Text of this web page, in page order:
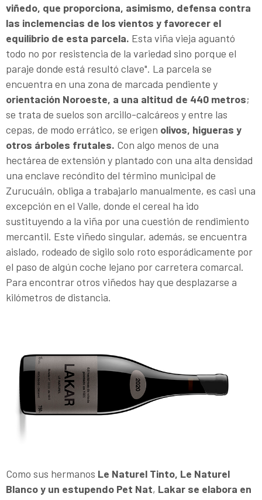
viñedo, que proporciona, asimismo, defensa contra
las inclemencias de los vientos y favorecer el
equilibrio de esta parcela. Esta viña vieja aguantó
todo no por resistencia de la variedad sino porque el
paraje donde está resultó clave". La parcela se
encuentra en una zona de marcada pendiente y
orientación Noroeste, a una altitud de 440 metros;
se trata de suelos son arcillo-calcáreos y entre las
cepas, de modo errático, se erigen olivos, higueras y
otros árboles frutales. Con algo menos de una
hectárea de extensión y plantado con una alta densidad
una enclave recóndito del término municipal de
Zurucuáin, obliga a trabajarlo manualmente, es casi una
excepción en el Valle, donde el cereal ha ido
sustituyendo a la viña por una cuestión de rendimiento
mercantil. Este viñedo singular, además, se encuentra
aislado, rodeado de sigilo solo roto esporádicamente por
el paso de algún coche lejano por carretera comarcal.
Para encontrar otros viñedos hay que desplazarse a
kilómetros de distancia.
Como sus hermanos Le Naturel Tinto, Le Naturel
Blanco y un estupendo Pet Nat, Lakar se elabora en